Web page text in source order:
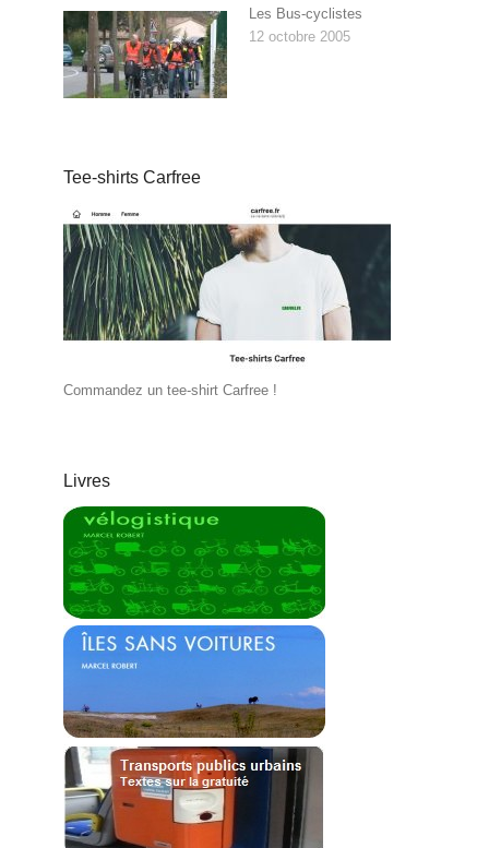
Les Bus-cyclistes
12 octobre 2005
Tee-shirts Carfree
Commandez un tee-shirt Carfree !
Livres